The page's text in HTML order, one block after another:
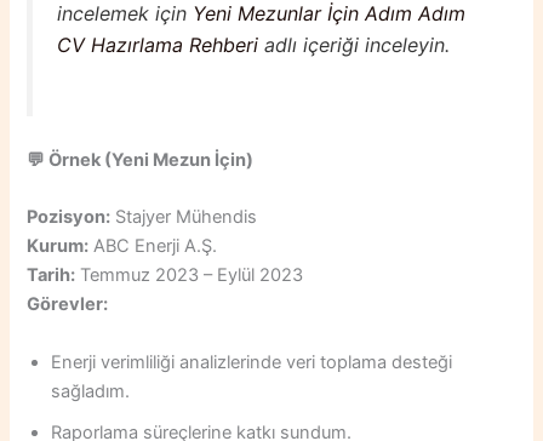
incelemek için Yeni Mezunlar İçin Adım Adım
CV Hazırlama Rehberi adlı içeriği inceleyin.
💬 Örnek (Yeni Mezun İçin)
Pozisyon: Stajyer Mühendis
Kurum: ABC Enerji A.Ş.
Tarih: Temmuz 2023 – Eylül 2023
Görevler:
Enerji verimliliği analizlerinde veri toplama desteği
sağladım.
Raporlama süreçlerine katkı sundum.